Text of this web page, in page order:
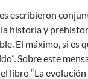
escribieron
historia y
El máximo, si es
Sobre este
libro “La evolución